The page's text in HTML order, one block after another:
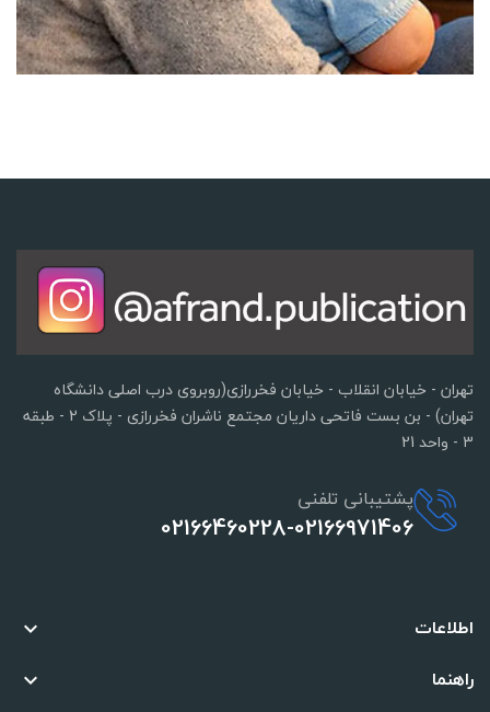
تهران - خیابان انقلاب - خیابان فخررازی(روبروی درب اصلی دانشگاه
تهران) - بن بست فاتحی داریان مجتمع ناشران فخررازی - پلاک 2 - طبقه
3 - واحد 21
پشتیبانی تلفنی
02166460228-02166971406
اطلاعات 
راهنما 